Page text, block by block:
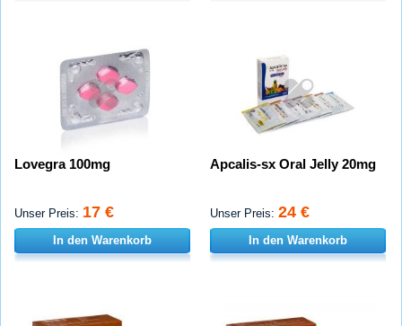
Lovegra 100mg
Unser Preis: 17 €
In den Warenkorb
Apcalis-sx Oral Jelly 20mg
Unser Preis: 24 €
In den Warenkorb